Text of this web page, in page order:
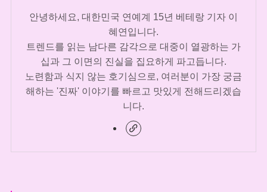
안녕하세요, 대한민국 연예계 15년 베테랑 기자 이
혜연입니다.
트렌드를 읽는 남다른 감각으로 대중이 열광하는 가
십과 그 이면의 진실을 집요하게 파고듭니다.
노련함과 식지 않는 호기심으로, 여러분이 가장 궁금
해하는 '진짜' 이야기를 빠르고 맛있게 전해드리겠습
니다.